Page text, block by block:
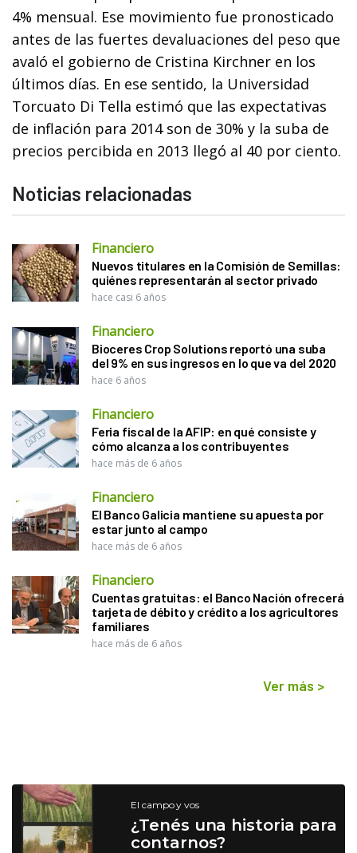
4% mensual. Ese movimiento fue pronosticado
antes de las fuertes devaluaciones del peso que
avaló el gobierno de Cristina Kirchner en los
últimos días. En ese sentido, la Universidad
Torcuato Di Tella estimó que las expectativas
de inflación para 2014 son de 30% y la suba de
precios percibida en 2013 llegó al 40 por ciento.
Noticias relacionadas
Financiero
Nuevos titulares en la Comisión de Semillas:
quiénes representarán al sector privado
hace casi 6 años
Financiero
Bioceres Crop Solutions reportó una suba
del 9% en sus ingresos en lo que va del 2020
hace 6 años
Financiero
Feria fiscal de la AFIP: en qué consiste y
cómo alcanza a los contribuyentes
hace más de 6 años
Financiero
El Banco Galicia mantiene su apuesta por
estar junto al campo
hace más de 6 años
Financiero
Cuentas gratuitas: el Banco Nación ofrecerá
tarjeta de débito y crédito a los agricultores
familiares
hace más de 6 años
Ver más >
El campo y vos
¿Tenés una historia para
contarnos?